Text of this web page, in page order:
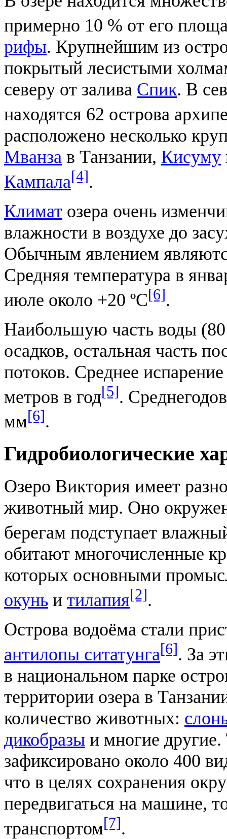
примерно 10 % от его
рифы. Крупнейшим из
покрытый лесистыми
северу от залива Спик. В
находятся 62 острова
расположено несколько
Мванза в Танзании, Кисуму
Кампала[4].
Климат озера очень
влажности в воздухе до
Обычным явлением
Средняя температура в
июле около +20 ºC[6].
Наибольшую часть воды
осадков, остальная часть
потоков. Среднее
метров в год[5].
мм[6].
Гидробиологические
Озеро Виктория имеет
животный мир. Оно
берегам подступает
обитают многочисленные
которых основными
окунь и тилапия[2].
Острова водоёма стали
антилопы ситатунга[6]. За
в национальном парке
территории озера в
количество животных:
дикобразы и многие
зафиксировано около 400
что в целях сохранения
передвигаться на машине,
транспортом[7].